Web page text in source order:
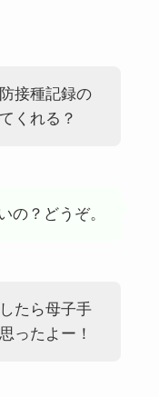
接種記録の
くれる？
の？どうぞ。
たら母子手
ったよー！